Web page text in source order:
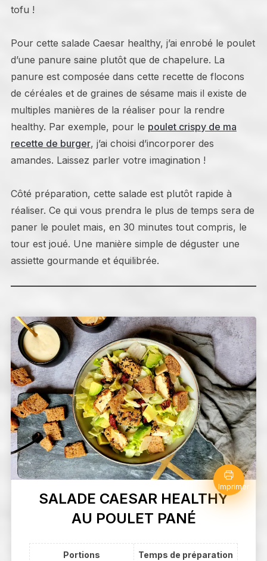
tofu !
Pour cette salade Caesar healthy, j’ai enrobé le poulet
d’une panure saine plutôt que de chapelure. La
panure est composée dans cette recette de flocons
de céréales et de graines de sésame mais il existe de
multiples manières de la réaliser pour la rendre
healthy. Par exemple, pour le poulet crispy de ma
recette de burger, j’ai choisi d’incorporer des
amandes. Laissez parler votre imagination !
Côté préparation, cette salade est plutôt rapide à
réaliser. Ce qui vous prendra le plus de temps sera de
paner le poulet mais, en 30 minutes tout compris, le
tour est joué. Une manière simple de déguster une
assiette gourmande et équilibrée.
Imprimer
SALADE CAESAR HEALTHY
AU POULET PANÉ
Portions
Temps de préparation